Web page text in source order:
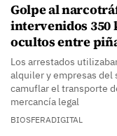
Golpe al
intervenidos 350
ocultos entre
Los arrestados
alquiler y empresas del
camuflar el transporte
mercancía legal
BIOSFERADIGITAL